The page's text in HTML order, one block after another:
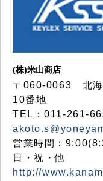
(株)米山商店
〒060-0063 北海
10番地
TEL：011-261-
営業時間：
日・祝・他
http://